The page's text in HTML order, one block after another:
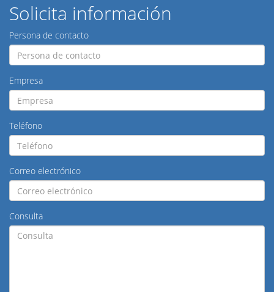
Solicita información
Persona de contacto
Empresa
Teléfono
Correo electrónico
Consulta